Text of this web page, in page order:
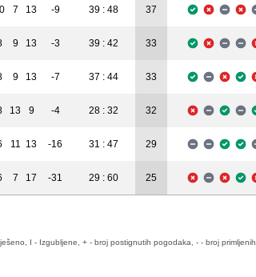
7 13 -9 39 : 48 37
9 13 -3 39 : 42 33
9 13 -7 37 : 44 33
13 9 -4 28 : 32 32
11 13 -16 31 : 47 29
7 17 -31 29 : 60 25
I - Izgubljene, + - broj postignutih pogodaka, - - broj primljenih